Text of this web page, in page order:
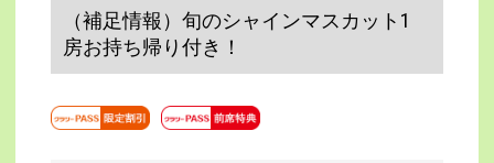
（補足情報）旬のシャインマスカット1
房お持ち帰り付き！